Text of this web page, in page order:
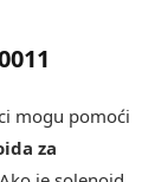
mogu pomoći
za